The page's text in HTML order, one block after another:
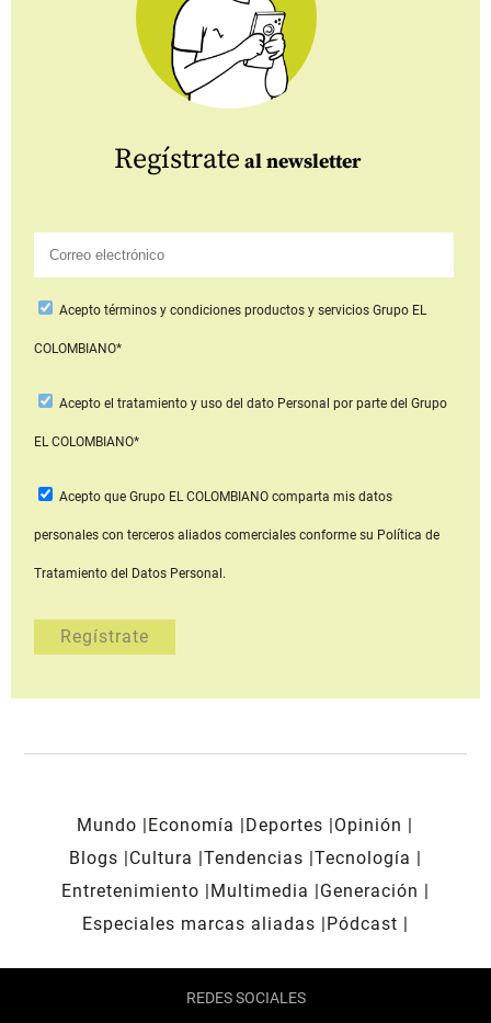
Regístrate al newsletter
Aceptotérminos y condiciones productos y serviciosGrupo EL
COLOMBIANO*
Acepto el tratamiento y uso del dato Personal por parte del Grupo
EL COLOMBIANO*
Acepto que Grupo EL COLOMBIANOcomparta mis datos
personales con terceros aliados comerciales conforme su Política de
Tratamiento del Datos Personal.
Mundo Economía Deportes
Opinión
Blogs
Cultura Tendencias Tecnología
Entretenimiento
Multimedia
Generación
Especiales marcas aliadas
Pódcast
REDES SOCIALES